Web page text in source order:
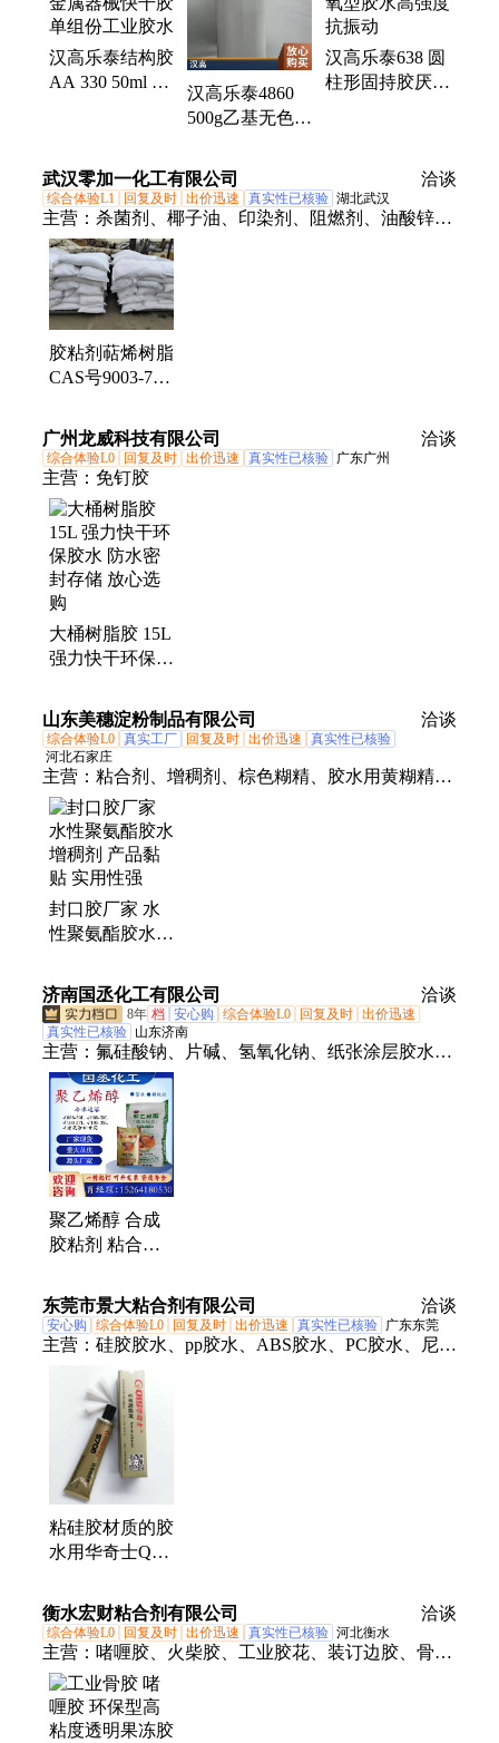
汉高乐泰结构胶
AA 330 50ml 金
汉高乐泰4860
500g乙基无色透
胶柔性高粘度
LOCTITE
汉高乐泰638 圆
柱形固持胶厌氧
武汉零加一化工有限公司 洽谈
综合体验L1 回复及时 出价迅速 真实性已核验 湖北武汉
主营： 杀菌剂、椰子油、印染剂、阻燃剂、油酸锌、
润湿剂、硫酸铯、催化剂、粘合剂、乳化剂、草酸
锰、硫酸锂、石英砂、绝缘油、茶皂素、防腐剂、醋
酸镁、锂电池、碘化锂、培养基、蒸馏水、硬脂酸、
塑化剂、草酸钾、磷酸铁
胶粘剂萜烯树脂
CAS号9003-74-
剂型胶水等
广州龙威科技有限公司 洽谈
综合体验L0 回复及时 出价迅速 真实性已核验 广东广州
主营： 免钉胶
大桶树脂胶 15L
强力快干环保胶
储 放心选购
山东美穗淀粉制品有限公司 洽谈
综合体验L0 真实工厂 回复及时 出价迅速
真实性已核验
河北石家庄
主营： 粘合剂、增稠剂、棕色糊精、胶水用黄糊精、
淀粉胶水用黄糊、淀粉定制、原料黄糊精、高粘速溶
糊精、增稠预糊化淀粉、木薯预糊化淀粉、玉米预糊
化淀粉、石墨粘合剂、石墨粘合剂黄糊精、碳化硅粘
合剂、碳化硅黄糊精粘合剂、氮化硅粘合剂、氮化硅
黄糊精粘合剂、特种陶瓷粘合剂、特种陶瓷黄糊精粘
合剂、铸造结合剂、铸造用黄糊精、型砂粘合剂、型
封口胶厂家 水
性聚氨酯胶水增
实用性强
济南国丞化工有限公司 洽谈
8年 档 安心购 综合体验L0 回复及时 出价迅速
真实性已核验 山东济南
主营： 氟硅酸钠、片碱、氢氧化钠、纸张涂层胶水、
消毒液、次氯酸钠、药用辅料蔗糖、六氯乙烷、氟化
钠、过碳酸钠、硫酸锌、磷酸、聚乙二醇、柠檬酸、
葡萄糖、氨基磺酸、乙二醇、氯化钙、硅酸钠、工业
盐、氟硅酸镁、液碱、草酸、硫酸铜、硼砂、饲料添
加剂
聚乙烯醇 合成
胶粘剂 粘合剂
涂层胶水 一站
式批发
东莞市景大粘合剂有限公司 洽谈
安心购 综合体验L0 回复及时 出价迅速 真实性已核验 广东东莞
主营： 硅胶胶水、pp胶水、ABS胶水、PC胶水、尼龙
胶水、无气味胶水
粘硅胶材质的胶
水用华奇士QIS-
胶层 环保不硬
衡水宏财粘合剂有限公司 洽谈
综合体验L0 回复及时 出价迅速 真实性已核验 河北衡水
主营： 啫喱胶、火柴胶、工业胶花、装订边胶、骨胶
工业、工业片状胶、颗粒胶、工业纱布胶、抛光工艺
明胶、冶炼工业明胶、果冻胶、工业明胶、工业蛋白
粉、牛胶片、牛骨胶